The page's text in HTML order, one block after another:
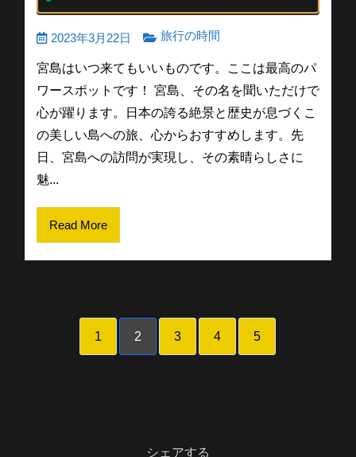
2023年3月22日 旅行の時間
宮島はいつ来てもいいものです。ここは最高のパ
ワースポットです！ 宮島、その名を聞いただけで
心が躍ります。日本の誇る絶景と歴史が息づくこ
の美しい島への旅、心からおすすめします。先
日、宮島への訪問が実現し、その素晴らしさに
魅...
Read More
1 2 3 4 5
シェアする